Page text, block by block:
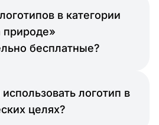
в категории
природе»
бесплатные?
логотип в
целях?